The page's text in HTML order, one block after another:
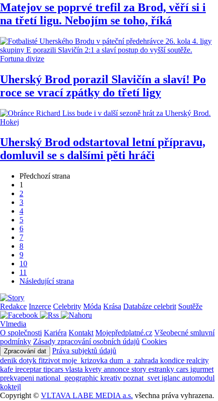
Matejov se poprvé trefil za Brod, věří si i
na třetí ligu. Nebojím se toho, říká
Fortuna divize
Uherský Brod porazil Slavičín a slaví! Po
roce se vrací zpátky do třetí ligy
Hokej
Uherský Brod odstartoval letní přípravu,
domluvil se s dalšími pěti hráči
Předchozí strana
1
2
3
4
5
6
7
8
9
10
11
Následující strana
Redakce Inzerce Celebrity Móda Krása Databáze celebrit Soutěže
Vlmedia
O společnosti Kariéra Kontakt Mojepředplatné.cz Všeobecné smluvní
podmínky Zásady zpracování osobních údajů Cookies
Zpracování dat
Práva subjektů údajů
denik dotyk fitzivot moje_krizovka dum_a_zahrada kondice realcity
kafe ireceptartipcars vlasta kvety annonce story estranky cars igurmet
prekvapeni national_geographic kreativ poznat_svet iglanc automodul
koktejl
Copyright © VLTAVA LABE MEDIA a.s. všechna práva vyhrazena.